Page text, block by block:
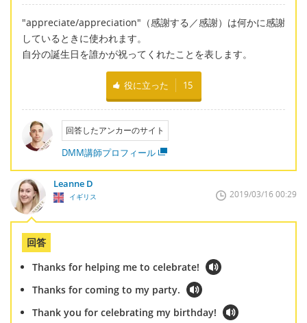
"appreciate/appreciation"（感謝する／感謝）は何かに感謝
しているときに使われます。
自分の誕生日を誰かが祝ってくれたことを表します。
役に立った 15
回答したアンカーのサイト
DMM講師プロフィール
Leanne D
イギリス 2019/03/16 00:29
回答
Thanks for helping me to celebrate!
Thanks for coming to my party.
Thank you for celebrating my birthday!